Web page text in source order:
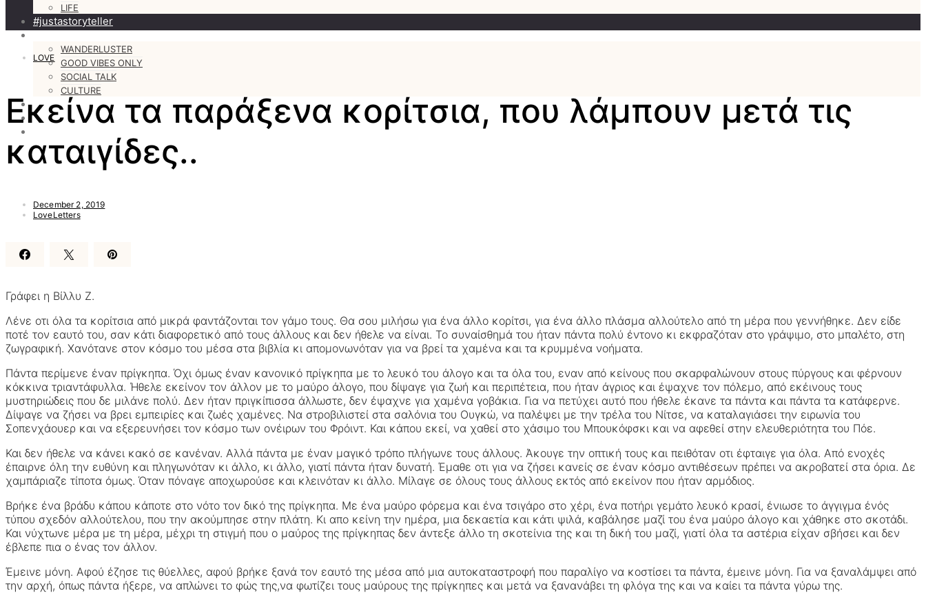
LIFE
#justastoryteller
MORE
WANDERLUSTER
GOOD VIBES ONLY
SOCIAL TALK
CULTURE
LOVESTARS
WRITERS
LOVE
Εκείνα τα παράξενα κορίτσια, που λάμπουν μετά τις
καταιγίδες..
December 2, 2019
LoveLetters
Γράφει η Βίλλυ Ζ.
Λένε οτι όλα τα κορίτσια από μικρά φαντάζονται τον γάμο τους. Θα σου μιλήσω για ένα άλλο κορίτσι, για ένα άλλο πλάσμα αλλούτελο από τη μέρα που γεννήθηκε. Δεν είδε
ποτέ τον εαυτό του, σαν κάτι διαφορετικό από τους άλλους και δεν ήθελε να είναι. Το συναίσθημά του ήταν πάντα πολύ έντονο κι εκφραζόταν στο γράψιμο, στο μπαλέτο, στη
ζωγραφική. Χανότανε στον κόσμο του μέσα στα βιβλία κι απομονωνόταν για να βρεί τα χαμένα και τα κρυμμένα νοήματα.
Πάντα περίμενε έναν πρίγκηπα. Όχι όμως έναν κανονικό πρίγκηπα με το λευκό του άλογο και τα όλα του, εναν από κείνους που σκαρφαλώνουν στους πύργους και φέρνουν
κόκκινα τριαντάφυλλα. Ήθελε εκείνον τον άλλον με το μαύρο άλογο, που δίψαγε για ζωή και περιπέτεια, που ήταν άγριος και έψαχνε τον πόλεμο, από εκέινους τους
μυστηριώδεις που δε μιλάνε πολύ. Δεν ήταν πριγκίπισσα άλλωστε, δεν έψαχνε για χαμένα γοβάκια. Για να πετύχει αυτό που ήθελε έκανε τα πάντα και πάντα τα κατάφερνε.
Δίψαγε να ζήσει να βρει εμπειρίες και ζωές χαμένες. Να στροβιλιστεί στα σαλόνια του Ουγκώ, να παλέψει με την τρέλα του Νίτσε, να καταλαγιάσει την ειρωνία του
Σοπενχάουερ και να εξερευνήσει τον κόσμο των ονέιρων του Φρόιντ. Και κάπου εκεί, να χαθεί στο χάσιμο του Μπουκόφσκι και να αφεθεί στην ελευθεριότητα του Πόε.
Και δεν ήθελε να κάνει κακό σε κανέναν. Αλλά πάντα με έναν μαγικό τρόπο πλήγωνε τους άλλους. Άκουγε την οπτική τους και πειθόταν οτι έφταιγε για όλα. Από ενοχές
έπαιρνε όλη την ευθύνη και πληγωνόταν κι άλλο, κι άλλο, γιατί πάντα ήταν δυνατή. Έμαθε οτι για να ζήσει κανείς σε έναν κόσμο αντιθέσεων πρέπει να ακροβατεί στα όρια. Δε
χαμπάριαζε τίποτα όμως. Όταν πόναγε αποχωρούσε και κλεινόταν κι άλλο. Μίλαγε σε όλους τους άλλους εκτός από εκείνον που ήταν αρμόδιος.
Βρήκε ένα βράδυ κάπου κάποτε στο νότο τον δικό της πρίγκηπα. Με ένα μαύρο φόρεμα και ένα τσιγάρο στο χέρι, ένα ποτήρι γεμάτο λευκό κρασί, ένιωσε το άγγιγμα ένός
τύπου σχεδόν αλλούτελου, που την ακούμπησε στην πλάτη. Κι απο κείνη την ημέρα, μια δεκαετία και κάτι ψιλά, καβάλησε μαζί του ένα μαύρο άλογο και χάθηκε στο σκοτάδι.
Και νύχτωνε μέρα με τη μέρα, μέχρι τη στιγμή που ο μαύρος της πρίγκηπας δεν άντεξε άλλο τη σκοτείνια της και τη δική του μαζί, γιατί όλα τα αστέρια είχαν σβήσει και δεν
έβλεπε πια ο ένας τον άλλον.
Έμεινε μόνη. Αφού έζησε τις θύελλες, αφού βρήκε ξανά τον εαυτό της μέσα από μια αυτοκαταστροφή που παραλίγο να κοστίσει τα πάντα, έμεινε μόνη. Για να ξαναλάμψει από
την αρχή, όπως πάντα ήξερε, να απλώνει το φώς της,να φωτίζει τους μαύρους της πρίγκηπες και μετά να ξανανάβει τη φλόγα της και να καίει τα πάντα γύρω της.